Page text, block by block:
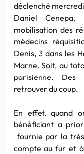
déclenché
Daniel
mobilisation des
médecins
Denis, 3 dans les
Marne. Soit, au
parisienne.
retrouver du coup.
En effet, quand
bénéficiant a
fournie par la
compte au fur et